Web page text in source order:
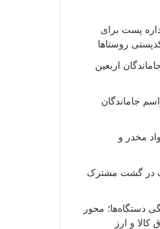
پست برای
روستاها
اربعین
جاماندگان
مخدر و
در گشت مشترک
دستگاه‌ها؛ محور
و ارز